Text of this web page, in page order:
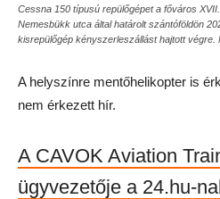
Cessna 150 típusú repülőgépet a főváros
Nemesbükk utca által határolt szántóföldön
kisrepülőgép kényszerleszállást hajtott végre.
A helyszínre mentőhelikopter is
nem érkezett hír.
A CAVOK Aviation
ügyvezetője a 24.hu-